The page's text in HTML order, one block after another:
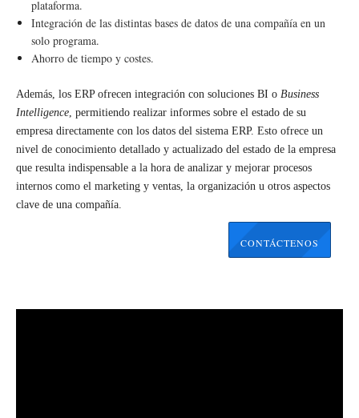
plataforma.
Integración de las distintas bases de datos de una compañía en un
solo programa.
Ahorro de tiempo y costes.
Además, los ERP ofrecen integración con soluciones BI o Business
Intelligence, permitiendo realizar informes sobre el estado de su
empresa directamente con los datos del sistema ERP. Esto ofrece un
nivel de conocimiento detallado y actualizado del estado de la empresa
que resulta indispensable a la hora de analizar y mejorar procesos
internos como el marketing y ventas, la organización u otros aspectos
clave de una compañía.
CONTÁCTENOS